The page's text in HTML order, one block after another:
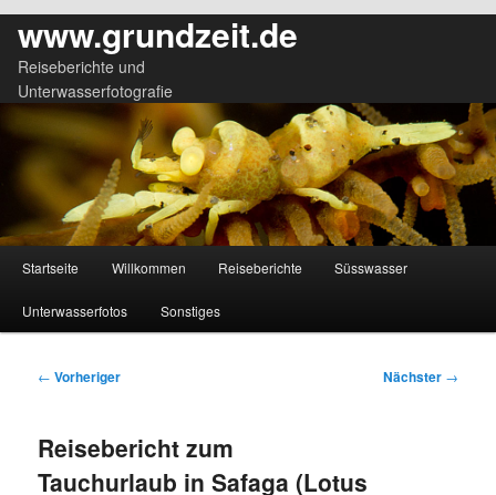
www.grundzeit.de
Reiseberichte und
Unterwasserfotografie
Zum
primären
Zum
sekundären
Startseite Willkommen Reiseberichte Süsswasser
Unterwasserfotos Sonstiges
Beitragsnavigation
← Vorheriger Nächster →
Reisebericht zum
Tauchurlaub in Safaga (Lotus